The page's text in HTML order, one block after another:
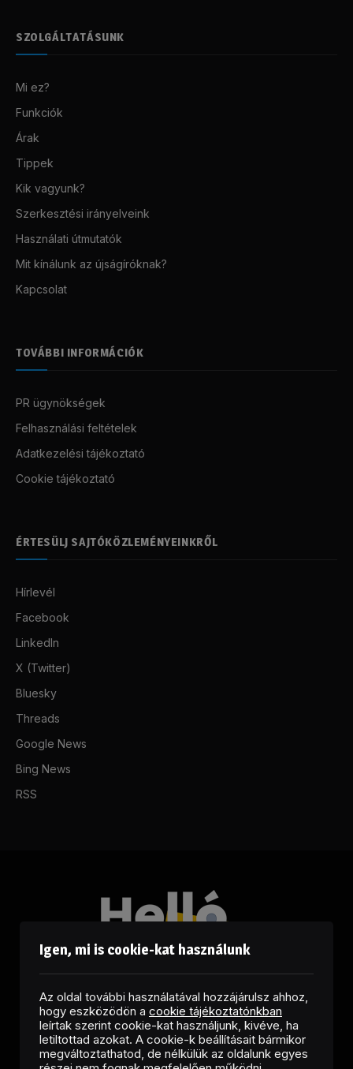
SZOLGÁLTATÁSUNK
Mi ez?
Funkciók
Árak
Tippek
Kik vagyunk?
Szerkesztési irányelveink
Használati útmutatók
Mit kínálunk az újságíróknak?
Kapcsolat
TOVÁBBI INFORMÁCIÓK
PR ügynökségek
Felhasználási feltételek
Adatkezelési tájékoztató
Cookie tájékoztató
ÉRTESÜLJ SAJTÓKÖZLEMÉNYEINKRŐL
Hírlevél
Facebook
LinkedIn
X (Twitter)
Bluesky
Threads
Google News
Bing News
RSS
FacebookLinkedInX
RSS
Igen, mi is cookie-kat használunk
Az oldal további használatával hozzájárulsz ahhoz,
hogy eszközödön a cookie tájékoztatónkban
leírtak szerint cookie-kat használjunk, kivéve, ha
letiltottad azokat. A cookie-k beállításait bármikor
megváltoztathatod, de nélkülük az oldalunk egyes